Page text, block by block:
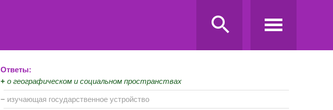
Ответы:
+ о географическом и социальном пространствах
− изучающая государственное устройство